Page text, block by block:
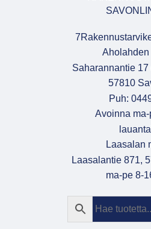
Aholahden
Saharannantie
57810
Puh:
Avoinna
Laasalan
Laasalantie 871,
ma-pe 8-